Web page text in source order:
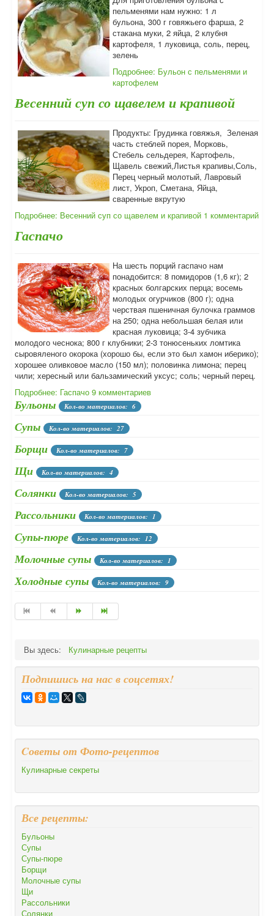
пельменями нам нужно: 1 л
бульона, 300 г говяжьего фарша, 2
стакана муки, 2 яйца, 2 клубня
картофеля, 1 луковица, соль, перец,
зелень
Подробнее: Бульон с пельменями и
картофелем
Весенний суп со щавелем и крапивой
Продукты: Грудинка говяжья, Зеленая
часть стеблей порея, Морковь,
Стебель сельдерея, Картофель,
Щавель свежий,Листья крапивы,Соль,
Перец черный молотый, Лавровый
лист, Укроп, Сметана, Яйца,
сваренные вкрутую
Подробнее: Весенний суп со щавелем и крапивой 1 комментарий
Гаспачо
На шесть порций гаспачо нам
понадобится: 8 помидоров (1,6 кг); 2
красных болгарских перца; восемь
молодых огурчиков (800 г); одна
черствая пшеничная булочка граммов
на 250; одна небольшая белая или
красная луковица; 3-4 зубчика
молодого чеснока; 800 г клубники; 2-3 тонюсеньких ломтика
сыровяленого окорока (хорошо бы, если это был хамон иберико);
хорошее оливковое масло (150 мл); половинка лимона; перец
чили; хересный или бальзамический уксус; соль; черный перец.
Подробнее: Гаспачо 9 комментариев
Бульоны Кол-во материалов: 6
Супы Кол-во материалов: 27
Борщи Кол-во материалов: 7
Щи Кол-во материалов: 4
Солянки Кол-во материалов: 5
Рассольники Кол-во материалов: 1
Супы-пюре Кол-во материалов: 12
Молочные супы Кол-во материалов: 1
Холодные супы Кол-во материалов: 9
Вы здесь: Кулинарные рецепты
Подпишись на нас в соцсетях!
Cоветы от Фото-рецептов
Кулинарные секреты
Все рецепты:
Бульоны
Супы
Супы-пюре
Борщи
Молочные супы
Щи
Рассольники
Солянки